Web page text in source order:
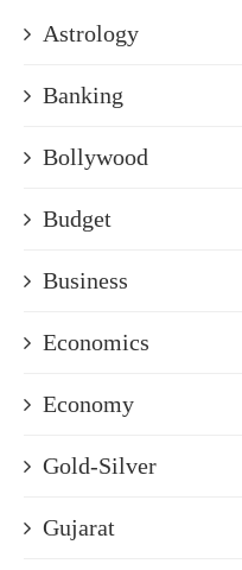
Astrology
Banking
Bollywood
Budget
Business
Economics
Economy
Gold-Silver
Gujarat